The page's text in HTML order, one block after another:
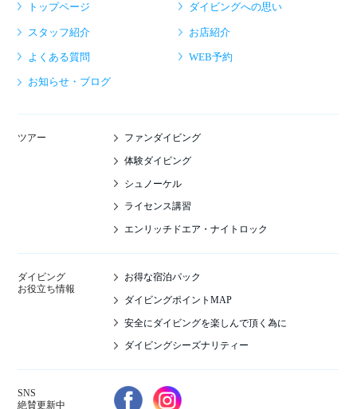
トップページ ダイビングへの思い
スタッフ紹介 お店紹介
よくある質問 WEB予約
お知らせ・ブログ
ツアー ファンダイビング
体験ダイビング
シュノーケル
ライセンス講習
エンリッチドエア・ナイトロック
ダイビング
お役立ち情報
お得な宿泊パック
ダイビングポイントMAP
安全にダイビングを楽しんで頂く為に
ダイビングシーズナリティー
SNS
絶賛更新中